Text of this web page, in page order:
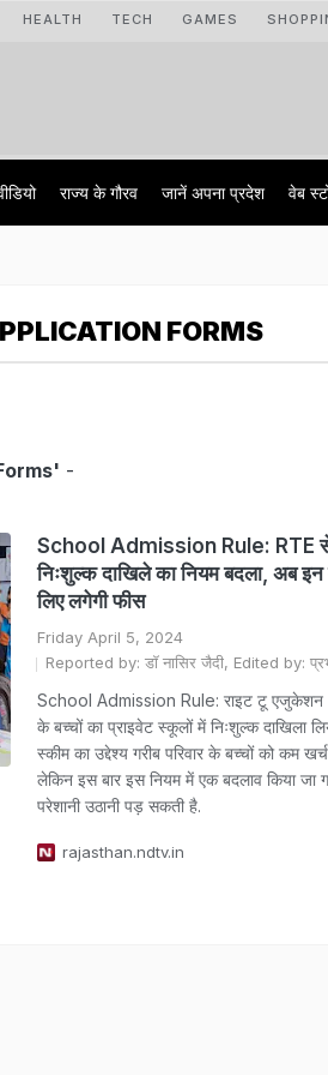
HEALTH TECH GAMES
राज्‍य के गौरव जानें अपना प्रदेश वेब
FORMS
-
School Admission Rule: RTE से
निःशुल्क दाखिले का नियम बदला, अब
लिए लगेगी फीस
Friday April 5, 2024
Reported by: डॉ नासिर जैदी, Edited by:
School Admission Rule: राइट टू एजुकेशन
के बच्चों का प्राइवेट स्कूलों में निःशुल्क दाखिला
स्कीम का उद्देश्य गरीब परिवार के बच्चों को कम
लेकिन इस बार इस नियम में एक बदलाव किया जा
परेशानी उठानी पड़ सकती है.
rajasthan.ndtv.in